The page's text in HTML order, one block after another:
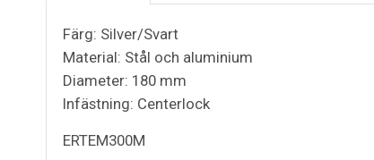
Färg: Silver/Svart
Material: Stål och aluminium
Diameter: 180 mm
Infästning: Centerlock
ERTEM300M